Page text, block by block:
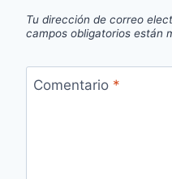
Tu dirección de correo
campos obligatorios están
Comentario *